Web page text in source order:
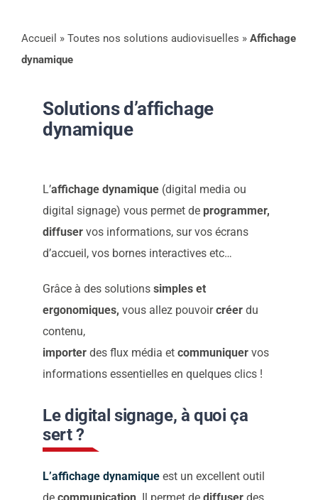
Accueil » Toutes nos solutions audiovisuelles » Affichage
dynamique
Solutions d’affichage
dynamique
L’affichage dynamique(digital media ou
digital signage) vous permet deprogrammer,
diffuservos informations, sur vos écrans
d’accueil, vos bornes interactives etc…
Grâce à des solutions simples et
ergonomiques, vous allez pouvoircréerdu
contenu,
importerdes flux média et communiquervos
informations essentielles en quelques clics !
Le digital signage, à quoi ça
sert ?
L’affichage dynamiqueest un excellent outil
Contact
Télécharger notre
brochure
Appelez nous
Nous vous
recontacterons